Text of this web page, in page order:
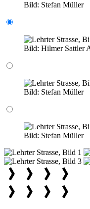
Bild: Stefan Müller
Bild: Hilmer Sattler
Bild: Stefan Müller
Bild: Stefan Müller